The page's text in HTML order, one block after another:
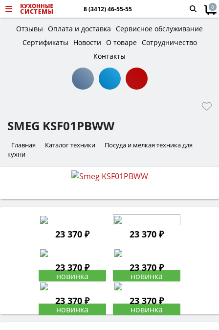
8 (3412) 46-55-55 0
Отзывы Оплата и доставка Сервисное обслуживание
Сертификаты
Новости О товаре Сотрудничество
Контакты
SMEG KSF01PBWW
Главная Каталог техники
Посуда и мелкая техника для
кухни
23 370 ₽ 23 370 ₽
23 370 ₽ 23 370 ₽
23 370 ₽ 23 370 ₽